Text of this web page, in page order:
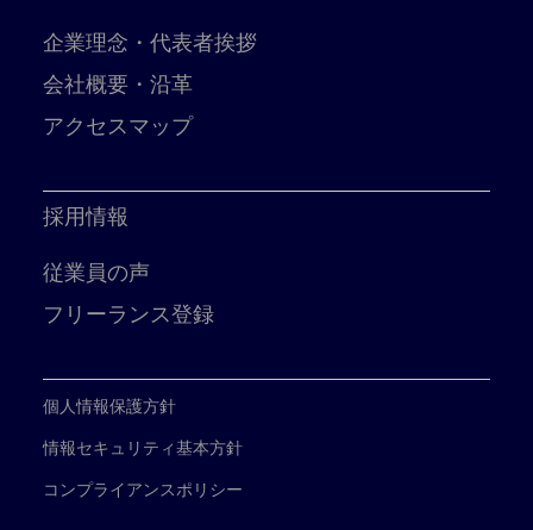
企業理念・代表者挨拶
会社概要・沿革
アクセスマップ
採用情報
従業員の声
フリーランス登録
個人情報保護方針
情報セキュリティ基本方針
コンプライアンスポリシー